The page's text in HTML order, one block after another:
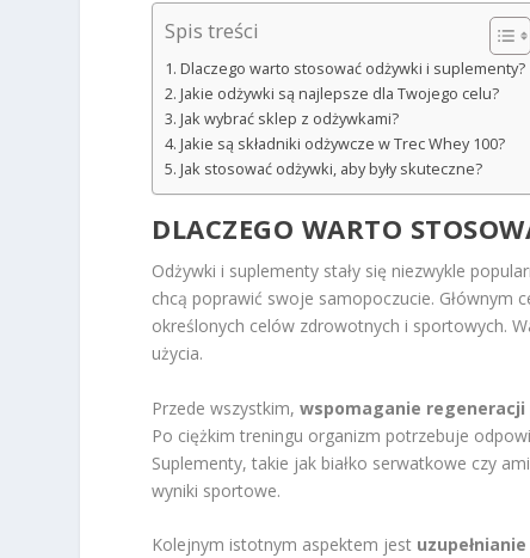
Spis treści
Dlaczego warto stosować odżywki i suplementy?
Jakie odżywki są najlepsze dla Twojego celu?
Jak wybrać sklep z odżywkami?
Jakie są składniki odżywcze w Trec Whey 100?
Jak stosować odżywki, aby były skuteczne?
DLACZEGO WARTO
Odżywki i suplementy stały się niezwykle
chcą poprawić swoje samopoczucie. Głównym
określonych celów zdrowotnych i sportowych.
użycia.
Przede wszystkim,wspomaganie regeneracji
Po ciężkim treningu organizm potrzebuje
Suplementy, takie jak białko serwatkowe czy
wyniki sportowe.
Kolejnym istotnym aspektem jest